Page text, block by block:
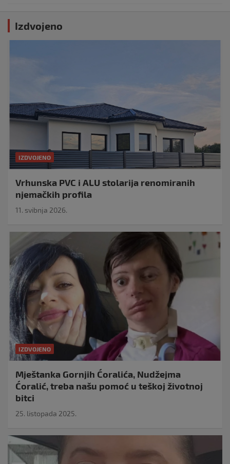
Izdvojeno
IZDVOJENO
Vrhunska PVC i ALU stolarija renomiranih
njemačkih profila
11. svibnja 2026.
IZDVOJENO
Mještanka Gornjih Ćoralića, Nudžejma
Ćoralić, treba našu pomoć u teškoj životnoj
bitci
25. listopada 2025.